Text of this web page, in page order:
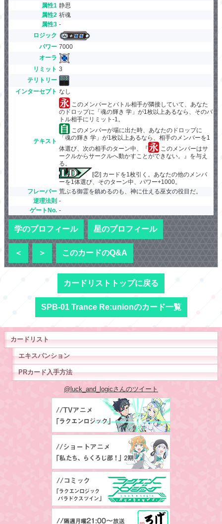
属性1 静思
属性2 祈魂
属性3 -
ロジック
パワー 7000
オーラ
リミット 3
テリトリー
インターセプト なし
テキスト
このメンバーとバトル相手が隣接していて、あなた
のドロップに「魂の輝き 学」が1枚以上あるなら、そのバ
トル相手にリミット-1。
このメンバーが場に出た時、あなたのドロップに
「魂の輝き 学」が1枚以上あるなら、相手のメンバーを1
体選び、次の相手のターン中、『
このメンバーはサ
ークルからサークルへ動かすことができない。』を与え
る。
[②] カードを1枚引く。あなたの他のメンバ
ーを1体選び、そのターン中、パワー+1000。
フレーバー 荒ぶる御霊を鎮めるのも、神に仕える巫女の役目だ。
逆理法則 -
ゲートNo. -
学のプロフィール 星のプロフィール
＜ ＞ このカードのQ&A
カードリストトップに戻る
SPB-01 Trance Re:unionのカード一覧
カードリスト
エキスパンション
PRカード入手方法
@luck_and_logicさんのツイート